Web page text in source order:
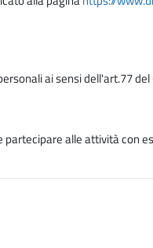
ai sensi dell'art.77
alle attività con